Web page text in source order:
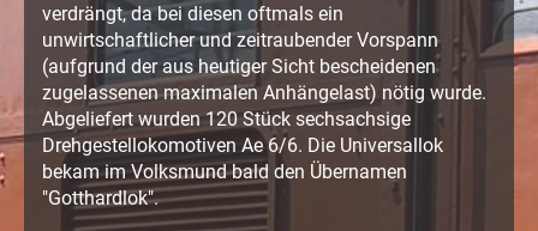
verdrängt, da bei diesen oftmals ein
unwirtschaftlicher und zeitraubender Vorspann
(aufgrund der aus heutiger Sicht bescheidenen
zugelassenen maximalen Anhängelast) nötig wurde.
Abgeliefert wurden 120 Stück sechsachsige
Drehgestellokomotiven Ae 6/6. Die Universallok
bekam im Volksmund bald den Übernamen
"Gotthardlok".